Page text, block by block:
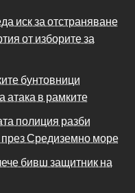
иск за отстраняване
от изборите за
бунтовници
атака в рамките
полиция разби
Средиземно море
бивш защитник на